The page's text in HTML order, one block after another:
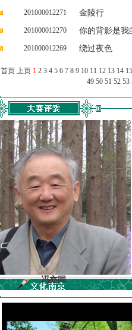
201000012271 金陵行
201000012270 你的背影是我
201000012269 绕过夜色
首页 上页 1 2 3 4 5 6 7 8 9 10 11 12 13 14 15
49 50 51 52 53
冯亦同